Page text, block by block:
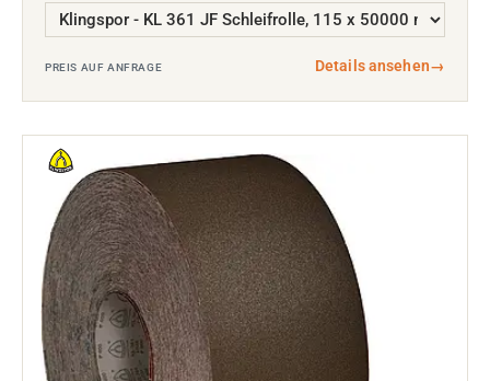
PREIS AUF ANFRAGE Details ansehen→